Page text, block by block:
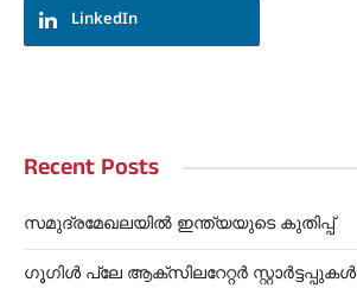
LinkedIn
Recent Posts
സമുദ്രമേഖലയിൽ ഇന്ത്യയുടെ കുതിപ്പ്
ഗൂഗിൾ പ്ലേ ആക്സിലറേറ്റർ സ്റ്റാർട്ടപ്പുകൾ